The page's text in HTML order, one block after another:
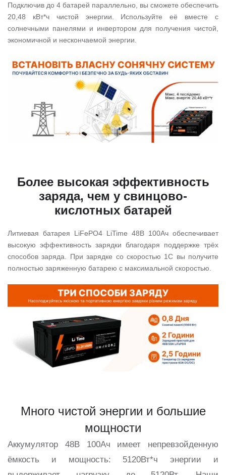
Подключив до 4 батарей параллельно, вы сможете обеспечить
20,48 кВт*ч чистой энергии. Используйте её вместе с
солнечными панелями и инвертором для получения чистой,
экономичной и нескончаемой энергии.
Более высокая эффективность
заряда, чем у свинцово-
кислотных батарей
Литиевая батарея LiFePO4 LiTime 48В 100Ач обеспечивает
высокую эффективность зарядки благодаря поддержке трёх
способов заряда. При зарядке со скоростью 1C вы получите
полностью заряженную батарею с максимальной скоростью.
Много чистой энергии и большие
мощности
Аккумулятор 48В 100Ач имеет непревзойденную
ёмкость и мощность: 5120Вт*ч энергии и